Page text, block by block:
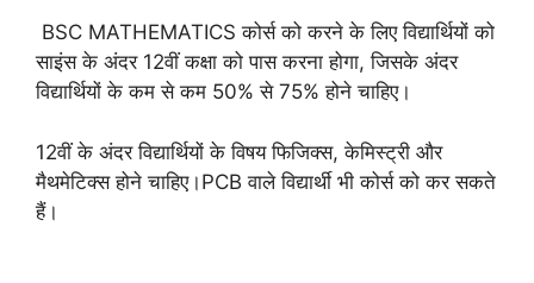
BSC MATHEMATICS कोर्स को करने के लिए विद्यार्थियों को
साइंस के अंदर 12वीं कक्षा को पास करना होगा, जिसके अंदर
विद्यार्थियों के कम से कम 50% से 75% होने चाहिए।
12वीं के अंदर विद्यार्थियों के विषय फिजिक्स, केमिस्ट्री और
मैथमेटिक्स होने चाहिए।PCB वाले विद्यार्थी भी कोर्स को कर सकते
हैं।